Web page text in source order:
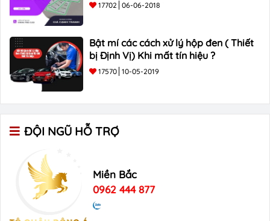
17702 06-06-2018
Bật mí các cách xử lý hộp đen ( Thiết
bị Định Vị) Khi mất tín hiệu ?
17570 10-05-2019
ĐỘI NGŨ HỖ TRỢ
Miền Bắc
0962 444 877